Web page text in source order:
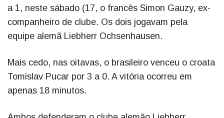
a 1, neste sábado (17, o francês Simon Gauzy, ex-
companheiro de clube. Os dois jogavam pela
equipe alemã Liebherr Ochsenhausen.
Mais cedo, nas oitavas, o brasileiro venceu o croata
Tomislav Pucar por 3 a 0. A vitória ocorreu em
apenas 18 minutos.